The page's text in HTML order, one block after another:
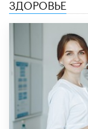
ЗДОРОВЬЕ